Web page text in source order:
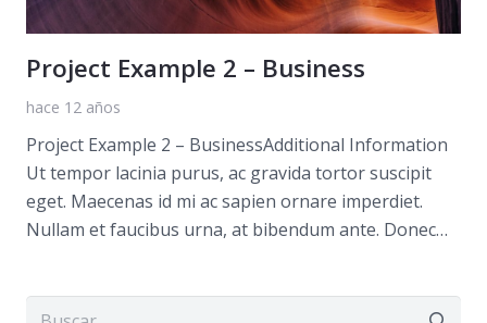
Project Example 2 – Business
hace 12 años
Project Example 2 – BusinessAdditional Information
Ut tempor lacinia purus, ac gravida tortor suscipit
eget. Maecenas id mi ac sapien ornare imperdiet.
Nullam et faucibus urna, at bibendum ante. Donec…
Buscar: